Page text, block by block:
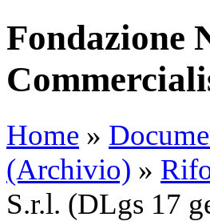
Fondazione
Home »
(Archivio) »
S.r.l. (DLgs 17